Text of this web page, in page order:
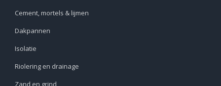
Cement, mortels & lijmen
Dakpannen
Isolatie
Riolering en drainage
Zand en grind